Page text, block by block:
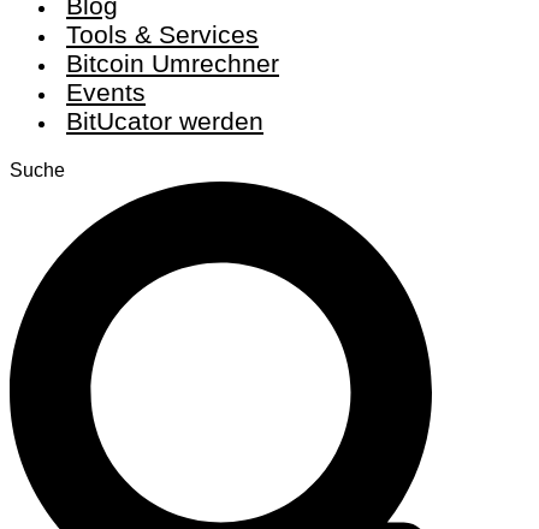
Tools & Services
Bitcoin Umrechner
Events
BitUcator werden
Suche